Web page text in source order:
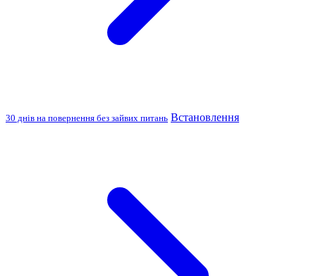
30 днів на повернення без зайвих питань Встановлення